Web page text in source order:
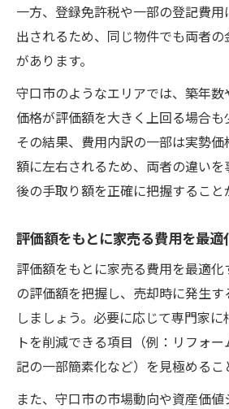
一方、登録免許税や一部の登記費
出されるため、同じ物件でも両者の
があります。
守口市のようなエリアでは、築年
価格が評価額を大きく上回る場合も
その結果、費用内訳の一部は実勢
額に左右されるため、両者の違い
後の手取り額を正確に把握すること
評価額をもとに家売る費用を最適
評価額をもとに家売る費用を最適
の評価額を把握し、売却時に発生
しましょう。必要に応じて専門家
トを削減できる項目（例：リフォ
記の一部簡素化など）を見極めるこ
また、守口市の市場動向や資産価